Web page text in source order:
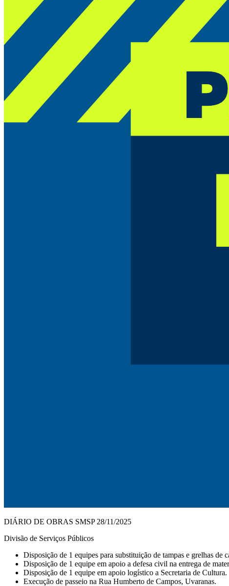
DIÁRIO DE OBRAS SMSP 28/11/2025
Divisão de Serviços Públicos
Disposição de 1 equipes para substituição de tampas e grelhas de
Disposição de 1 equipe em apoio a defesa civil na entrega de
Disposição de 1 equipe em apoio logístico a Secretaria de Cultura.
Execução de passeio na Rua Humberto de Campos, Uvaranas.